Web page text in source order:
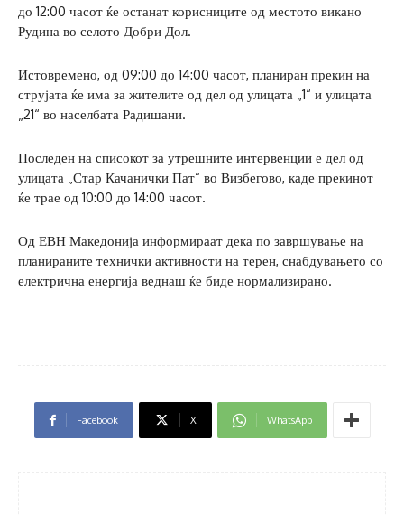
до 12:00 часот ќе останат корисниците од местото викано
Рудина во селото Добри Дол.
Истовремено, од 09:00 до 14:00 часот, планиран прекин на
струјата ќе има за жителите од дел од улицата „1“ и улицата
„21“ во населбата Радишани.
Последен на списокот за утрешните интервенции е дел од
улицата „Стар Качанички Пат“ во Визбегово, каде прекинот
ќе трае од 10:00 до 14:00 часот.
Од ЕВН Македонија информираат дека по завршување на
планираните технички активности на терен, снабдувањето со
електрична енергија веднаш ќе биде нормализирано.
Facebook X WhatsApp